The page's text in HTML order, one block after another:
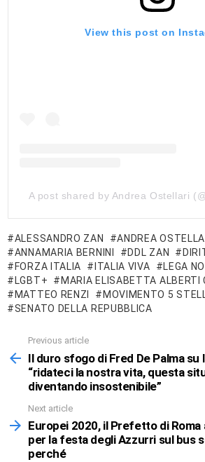
View this post on
A post shared by Andrea Ostellari
ALESSANDRO ZAN
ANDREA
ANNAMARIA BERNINI
DDL ZAN
FORZA ITALIA
ITALIA VIVA LEGA
LGBT+
MARIA ELISABETTA ALBERTI
MATTEO RENZI
MOVIMENTO 5
SENATO DELLA REPUBBLICA
more
Previous article
Il duro sfogo di Fred De Palma su
“ridateci la nostra vita, questa
diventando insostenibile”
Next article
Europei 2020, il Prefetto di Roma
per la festa degli Azzurri sul bus
perché